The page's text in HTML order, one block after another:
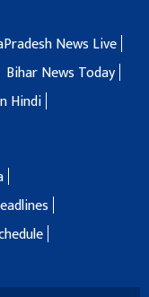
News Live
Bihar News Today
Hindi